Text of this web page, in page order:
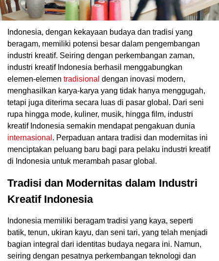
Indonesia, dengan kekayaan budaya dan tradisi yang
beragam, memiliki potensi besar dalam pengembangan
industri kreatif. Seiring dengan perkembangan zaman,
industri kreatif Indonesia berhasil menggabungkan
elemen-elemen tradisional dengan inovasi modern,
menghasilkan karya-karya yang tidak hanya menggugah,
tetapi juga diterima secara luas di pasar global. Dari seni
rupa hingga mode, kuliner, musik, hingga film, industri
kreatif Indonesia semakin mendapat pengakuan dunia
internasional . Perpaduan antara tradisi dan modernitas ini
menciptakan peluang baru bagi para pelaku industri kreatif
di Indonesia untuk merambah pasar global.
Tradisi dan Modernitas dalam Industri
Kreatif Indonesia
Indonesia memiliki beragam tradisi yang kaya, seperti
batik, tenun, ukiran kayu, dan seni tari, yang telah menjadi
bagian integral dari identitas budaya negara ini. Namun,
seiring dengan pesatnya perkembangan teknologi dan